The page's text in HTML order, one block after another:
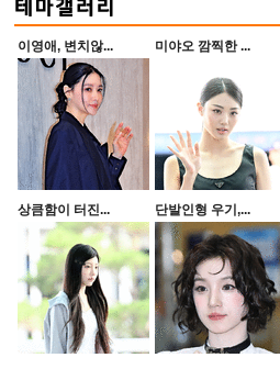
이영애, 변치않... 미야오 깜찍한 ...
상큼함이 터진... 단발인형 우기,...